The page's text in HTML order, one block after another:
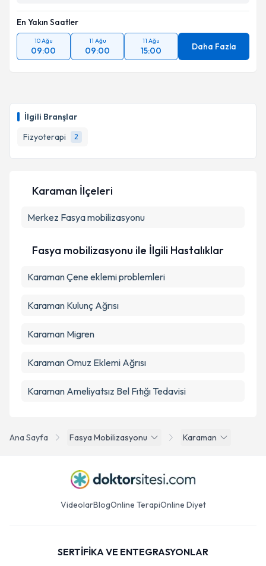
İlgili Branşlar
Fizyoterapi
2
En Yakın Saatler
10 Ağu
09:00
11 Ağu
09:00
11 Ağu
15:00 Daha Fazla
Ana Sayfa Fasya Mobilizasyonu Karaman
Karaman İlçeleri
Merkez Fasya mobilizasyonu
Fasya mobilizasyonu ile İlgili Hastalıklar
Karaman Çene eklemi problemleri
Karaman Kulunç Ağrısı
Karaman Migren
Karaman Omuz Eklemi Ağrısı
Karaman Ameliyatsız Bel Fıtığı Tedavisi
VideolarBlogOnline TerapiOnline Diyet
SERTİFİKA VE ENTEGRASYONLAR